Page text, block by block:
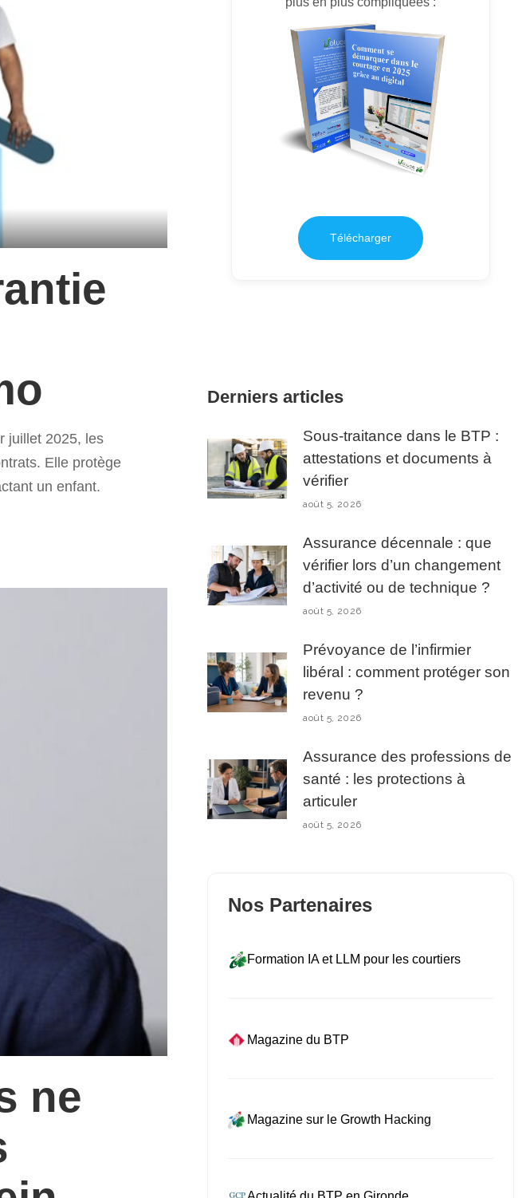
juillet 2025, les
Elle protège
un enfant.
ne
Télécharger
Derniers articles
Sous-traitance dans le BTP :
attestations et documents à
vérifier
août 5, 2026
Assurance décennale : que
vérifier lors d’un changement
d’activité ou de technique ?
août 5, 2026
Prévoyance de l’infirmier
libéral : comment protéger son
revenu ?
août 5, 2026
Assurance des professions de
santé : les protections à
articuler
août 5, 2026
Nos Partenaires
Formation IA et LLM pour les courtiers
Magazine du BTP
Magazine sur le Growth Hacking